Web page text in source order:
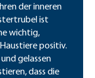
der inneren
ist
wichtig,
positiv.
gelassen
dass die